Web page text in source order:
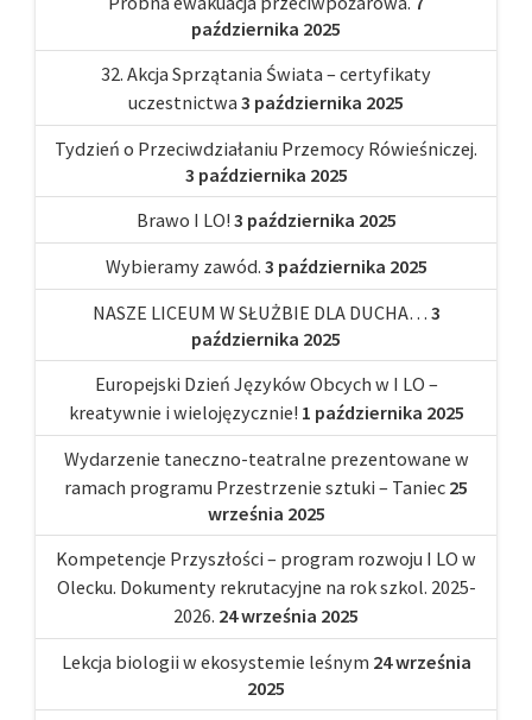
października 2025
32. Akcja Sprzątania Świata – certyfikaty
uczestnictwa 3 października 2025
Tydzień o Przeciwdziałaniu Przemocy Rówieśniczej.
3 października 2025
Brawo I LO! 3 października 2025
Wybieramy zawód. 3 października 2025
NASZE LICEUM W SŁUŻBIE DLA DUCHA… 3
października 2025
Europejski Dzień Języków Obcych w I LO –
kreatywnie i wielojęzycznie! 1 października 2025
Wydarzenie taneczno-teatralne prezentowane w
ramach programu Przestrzenie sztuki – Taniec 25
września 2025
Kompetencje Przyszłości – program rozwoju I LO w
Olecku. Dokumenty rekrutacyjne na rok szkol. 2025-
2026. 24 września 2025
Lekcja biologii w ekosystemie leśnym 24 września
2025